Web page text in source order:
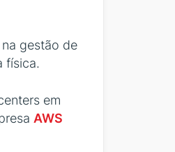
gestão de
física.
em
AWS